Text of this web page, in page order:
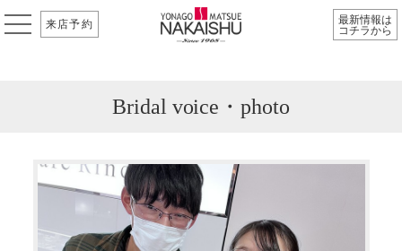
来店予約
最新情報は
コチラから
Bridal voice・photo